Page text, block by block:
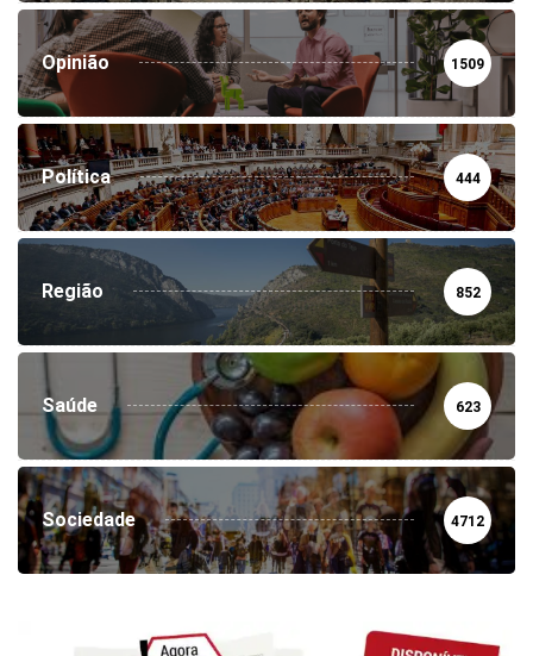
Opinião 1509
Política 444
Região 852
Saúde 623
Sociedade 4712